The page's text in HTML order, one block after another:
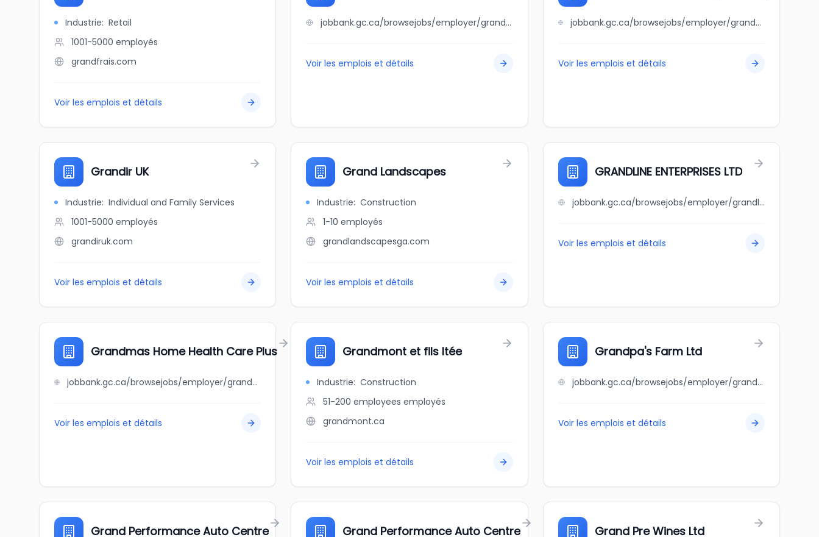
Industrie: Retail
1001-5000 employés
grandfrais.com
Voir les emplois et détails
jobbank.gc.ca/browsejobs/employer/grand+home+furniture/ca
Voir les emplois et détails
jobbank.gc.ca/browsejobs/employer/grand+international+import+%26+export+inc./ca
Voir les emplois et détails
Grandir UK
Industrie: Individual and Family Services
1001-5000 employés
grandiruk.com
Voir les emplois et détails
Grand Landscapes
Industrie: Construction
1-10 employés
grandlandscapesga.com
Voir les emplois et détails
GRANDLINE ENTERPRISES LTD
jobbank.gc.ca/browsejobs/employer/grandline+enterprises+ltd/ca
Voir les emplois et détails
Grandmas Home Health Care Plus
jobbank.gc.ca/browsejobs/employer/grandmas+home+health+care+plus/ca
Voir les emplois et détails
Grandmont et fils ltée
Industrie: Construction
51-200 employees employés
grandmont.ca
Voir les emplois et détails
Grandpa's Farm Ltd
jobbank.gc.ca/browsejobs/employer/grandpa%27s+farm+ltd/ca
Voir les emplois et détails
Grand Performance Auto Centre Grand Performance Auto Centre Grand Pre Wines Ltd